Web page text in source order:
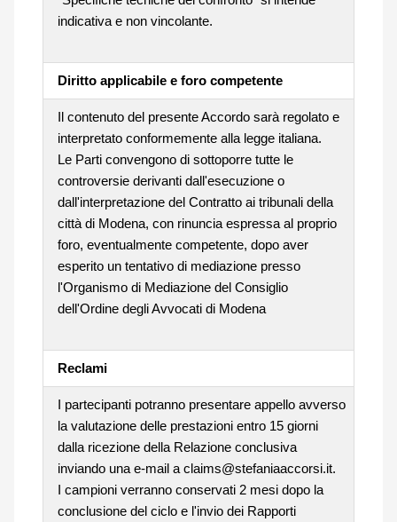
indicativa e non vincolante.
Diritto applicabile e foro competente
Il contenuto del presente Accordo sarà regolato e
interpretato conformemente alla legge italiana.
Le Parti convengono di sottoporre tutte le
controversie derivanti dall'esecuzione o
dall'interpretazione del Contratto ai tribunali della
città di Modena, con rinuncia espressa al proprio
foro, eventualmente competente, dopo aver
esperito un tentativo di mediazione presso
l'Organismo di Mediazione del Consiglio
dell'Ordine degli Avvocati di Modena
Reclami
I partecipanti potranno presentare appello avverso
la valutazione delle prestazioni entro 15 giorni
dalla ricezione della Relazione conclusiva
inviando una e-mail a claims@stefaniaaccorsi.it.
I campioni verranno conservati 2 mesi dopo la
conclusione del ciclo e l'invio dei Rapporti